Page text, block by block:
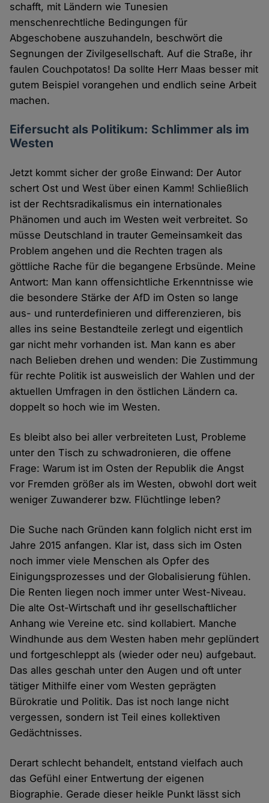
schafft, mit Ländern wie Tunesien
menschenrechtliche Bedingungen für
Abgeschobene auszuhandeln, beschwört die
Segnungen der Zivilgesellschaft. Auf die Straße, ihr
faulen Couchpotatos! Da sollte Herr Maas besser mit
gutem Beispiel vorangehen und endlich seine Arbeit
machen.
Eifersucht als Politikum: Schlimmer als im
Westen
Jetzt kommt sicher der große Einwand: Der Autor
schert Ost und West über einen Kamm! Schließlich
ist der Rechtsradikalismus ein internationales
Phänomen und auch im Westen weit verbreitet. So
müsse Deutschland in trauter Gemeinsamkeit das
Problem angehen und die Rechten tragen als
göttliche Rache für die begangene Erbsünde. Meine
Antwort: Man kann offensichtliche Erkenntnisse wie
die besondere Stärke der AfD im Osten so lange
aus- und runterdefinieren und differenzieren, bis
alles ins seine Bestandteile zerlegt und eigentlich
gar nicht mehr vorhanden ist. Man kann es aber
nach Belieben drehen und wenden: Die Zustimmung
für rechte Politik ist ausweislich der Wahlen und der
aktuellen Umfragen in den östlichen Ländern ca.
doppelt so hoch wie im Westen.
Es bleibt also bei aller verbreiteten Lust, Probleme
unter den Tisch zu schwadronieren, die offene
Frage: Warum ist im Osten der Republik die Angst
vor Fremden größer als im Westen, obwohl dort weit
weniger Zuwanderer bzw. Flüchtlinge leben?
Die Suche nach Gründen kann folglich nicht erst im
Jahre 2015 anfangen. Klar ist, dass sich im Osten
noch immer viele Menschen als Opfer des
Einigungsprozesses und der Globalisierung fühlen.
Die Renten liegen noch immer unter West-Niveau.
Die alte Ost-Wirtschaft und ihr gesellschaftlicher
Anhang wie Vereine etc. sind kollabiert. Manche
Windhunde aus dem Westen haben mehr geplündert
und fortgeschleppt als (wieder oder neu) aufgebaut.
Das alles geschah unter den Augen und oft unter
tätiger Mithilfe einer vom Westen geprägten
Bürokratie und Politik. Das ist noch lange nicht
vergessen, sondern ist Teil eines kollektiven
Gedächtnisses.
Derart schlecht behandelt, entstand vielfach auch
das Gefühl einer Entwertung der eigenen
Biographie. Gerade dieser heikle Punkt lässt sich